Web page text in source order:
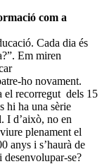
com a
Cada dia és
Em miren
ho novament.
el recorregut dels 15
hi ha una sèrie
I d’això, no en
plenament el
anys i s’haurà de
desenvolupar-se?